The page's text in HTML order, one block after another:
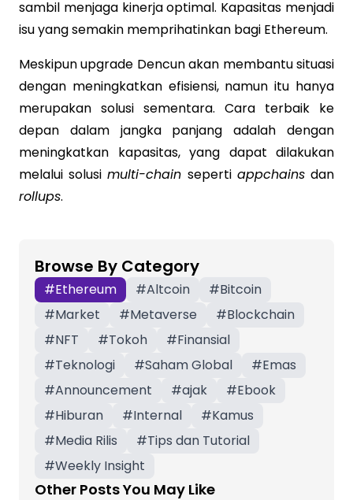
sambil menjaga kinerja optimal. Kapasitas menjadi
isu yang semakin memprihatinkan bagi Ethereum.
Meskipun upgrade Dencun akan membantu situasi
dengan meningkatkan efisiensi, namun itu hanya
merupakan solusi sementara. Cara terbaik ke
depan dalam jangka panjang adalah dengan
meningkatkan kapasitas, yang dapat dilakukan
melalui solusimulti-chain seperti appchainsdan
rollups.
Browse By Category
#Ethereum #Altcoin #Bitcoin
#Market #Metaverse #Blockchain
#NFT #Tokoh #Finansial
#Teknologi #Saham Global #Emas
#Announcement #ajak #Ebook
#Hiburan #Internal #Kamus
#Media Rilis #Tips dan Tutorial
#Weekly Insight
Other Posts You May Like